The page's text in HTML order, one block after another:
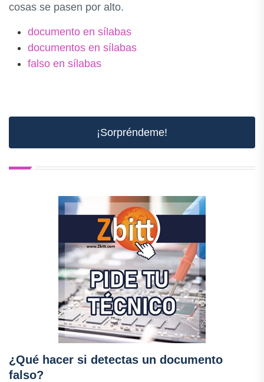
cosas se pasen por alto.
documento en sílabas
documentos en sílabas
falso en sílabas
¡Sorpréndeme!
¿Qué hacer si detectas un documento
falso?